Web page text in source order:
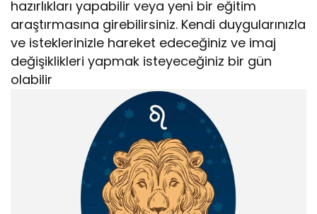
hazırlıkları yapabilir veya yeni bir eğitim
araştırmasına girebilirsiniz. Kendi duygularınızla
ve isteklerinizle hareket edeceğiniz ve imaj
değişiklikleri yapmak isteyeceğiniz bir gün
olabilir